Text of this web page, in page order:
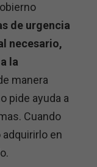
de urgencia
necesario,
la
manera
pide ayuda a
Cuando
en